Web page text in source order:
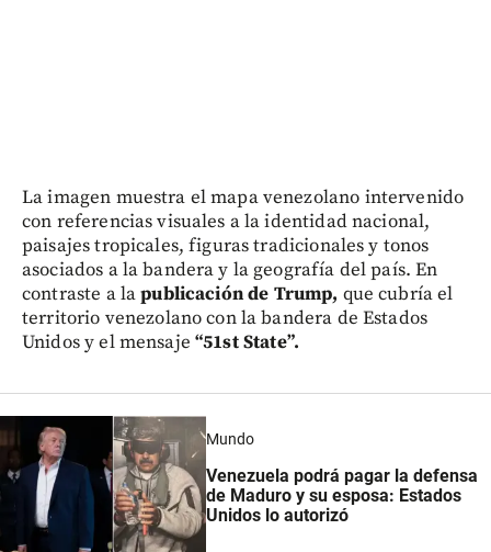
La imagen muestra el mapa venezolano intervenido
con referencias visuales a la identidad nacional,
paisajes tropicales, figuras tradicionales y tonos
asociados a la bandera y la geografía del país. En
contraste a lapublicación de Trump, que cubría el
territorio venezolano con la bandera de Estados
Unidos y el mensaje “51st State”.
Mundo
Venezuela podrá pagar la defensa
de Maduro y su esposa: Estados
Unidos lo autorizó